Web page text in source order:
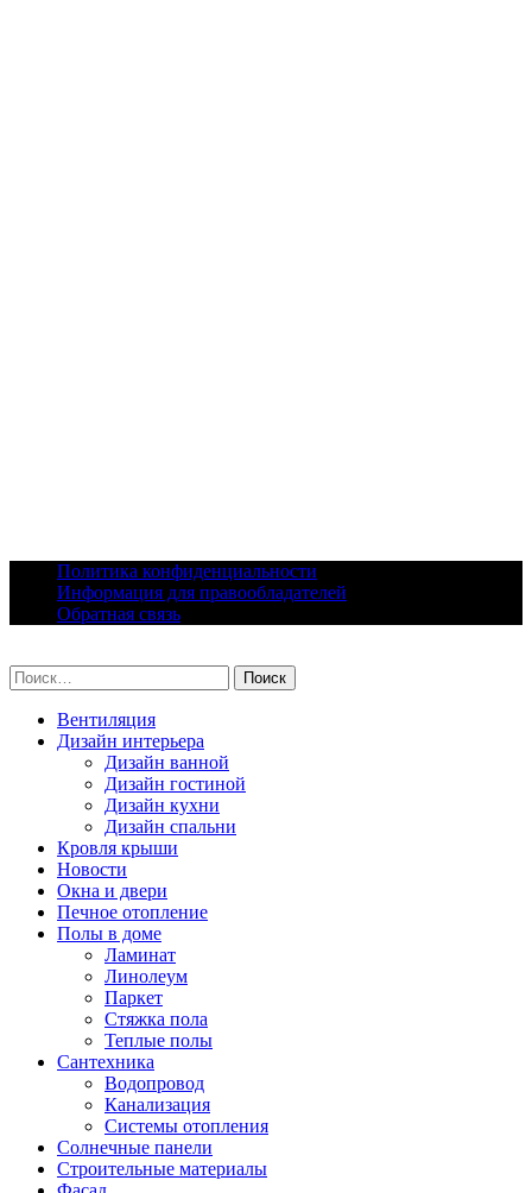
content
Политика конфиденциальности
Информация для правообладателей
Обратная связь
Найти:
Вентиляция
Дизайн интерьера
Дизайн ванной
Дизайн гостиной
Дизайн кухни
Дизайн спальни
Кровля крыши
Новости
Окна и двери
Печное отопление
Полы в доме
Ламинат
Линолеум
Паркет
Стяжка пола
Теплые полы
Сантехника
Водопровод
Канализация
Системы отопления
Солнечные панели
Строительные материалы